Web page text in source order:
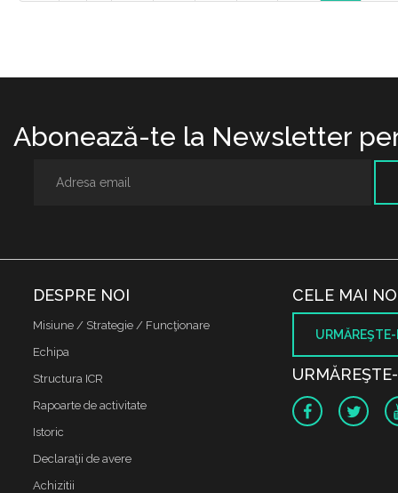
Abonează-te la Newsletter
DESPRE NOI
Misiune / Strategie / Funcţionare
Echipa
Structura ICR
Rapoarte de activitate
Istoric
Declaraţii de avere
Achizitii
CELE MAI